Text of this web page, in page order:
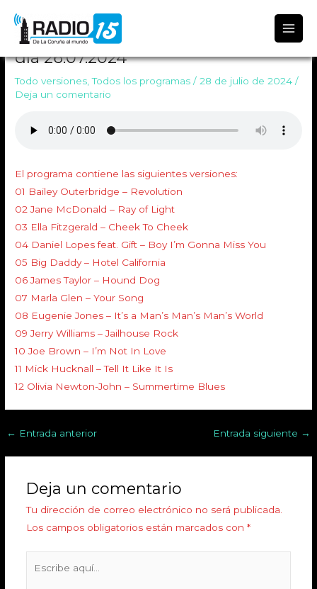
TODO VERSIONES 1842 Emitido el
día 26.07.2024
Todo versiones ,Todos los programas /28 de julio de 2024/
Deja un comentario
El programa contiene las siguientes versiones:
01 Bailey Outerbridge – Revolution
02 Jane McDonald – Ray of Light
03 Ella Fitzgerald – Cheek To Cheek
04 Daniel Lopes feat. Gift – Boy I’m Gonna Miss You
05 Big Daddy – Hotel California
06 James Taylor – Hound Dog
07 Marla Glen – Your Song
08 Eugenie Jones – It’s a Man’s Man’s Man’s World
09 Jerry Williams – Jailhouse Rock
10 Joe Brown – I’m Not In Love
11 Mick Hucknall – Tell It Like It Is
12 Olivia Newton-John – Summertime Blues
← Entrada anterior Entrada siguiente →
Deja un comentario
Tu dirección de correo electrónico no será publicada.
Los campos obligatorios están marcados con *